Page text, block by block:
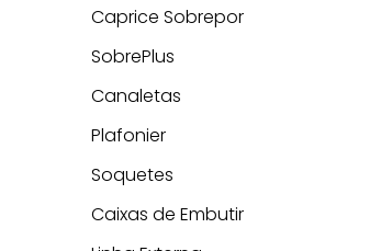
Caprice Sobrepor
SobrePlus
Canaletas
Plafonier
Soquetes
Caixas de Embutir